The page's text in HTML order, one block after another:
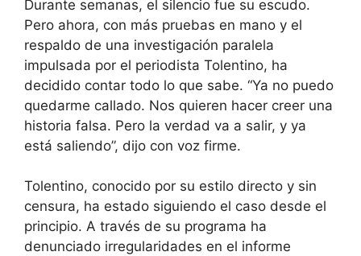
Durante semanas, el silencio fue su escudo.
Pero ahora, con más pruebas en mano y el
respaldo de una investigación paralela
impulsada por el periodista Tolentino, ha
decidido contar todo lo que sabe. “Ya no puedo
quedarme callado. Nos quieren hacer creer una
historia falsa. Pero la verdad va a salir, y ya
está saliendo”, dijo con voz firme.
Tolentino, conocido por su estilo directo y sin
censura, ha estado siguiendo el caso desde el
principio. A través de su programa ha
denunciado irregularidades en el informe